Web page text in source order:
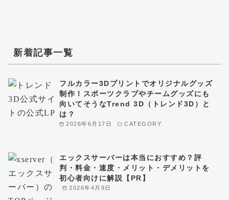
新着記事一覧
2026年6月17日 CATEGORY
フルカラー3Dプリントでオリジナルグッズ
制作！スポーツクラブやチームグッズにも
向いてそうなTrend 3D（トレンド3D）と
は？
2026年4月9日
エックスサーバーは本当におすすめ？評
判・料金・速度・メリット・デメリットを
初心者向けに解説【PR】